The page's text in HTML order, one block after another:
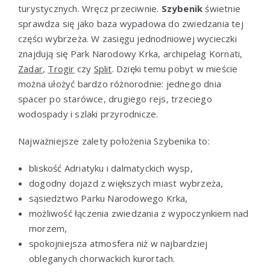
turystycznych. Wręcz przeciwnie. Szybenik świetnie
sprawdza się jako baza wypadowa do zwiedzania tej
części wybrzeża. W zasięgu jednodniowej wycieczki
znajdują się Park Narodowy Krka, archipelag Kornati,
Zadar, Trogir czy Split. Dzięki temu pobyt w mieście
można ułożyć bardzo różnorodnie: jednego dnia
spacer po starówce, drugiego rejs, trzeciego
wodospady i szlaki przyrodnicze.
Najważniejsze zalety położenia Szybenika to:
bliskość Adriatyku i dalmatyckich wysp,
dogodny dojazd z większych miast wybrzeża,
sąsiedztwo Parku Narodowego Krka,
możliwość łączenia zwiedzania z wypoczynkiem nad
morzem,
spokojniejsza atmosfera niż w najbardziej
obleganych chorwackich kurortach.